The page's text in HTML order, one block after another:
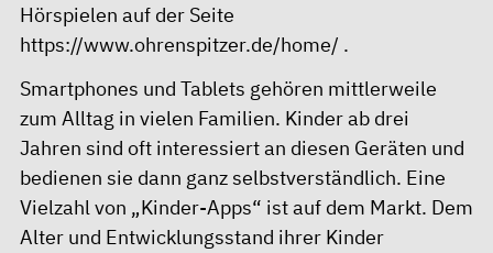
Hörspielen auf der Seite
https://www.ohrenspitzer.de/home/ .
Smartphones und Tablets gehören mittlerweile
zum Alltag in vielen Familien. Kinder ab drei
Jahren sind oft interessiert an diesen Geräten und
bedienen sie dann ganz selbstverständlich. Eine
Vielzahl von „Kinder-Apps“ ist auf dem Markt. Dem
Alter und Entwicklungsstand ihrer Kinder